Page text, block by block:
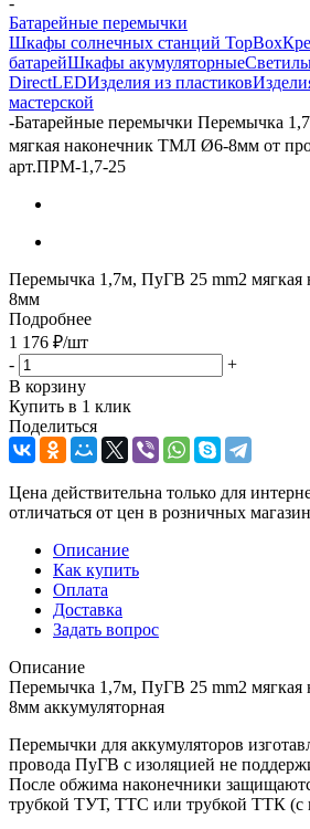
Батарейные перемычки
Шкафы солнечных станций TopBox
батарейШкафы акумуляторные
DirectLEDИзделия из пластиков
мастерской
-Батарейные перемычки Перемычка
мягкая наконечник ТМЛ Ø6-8мм от
арт.ПРМ-1,7-25
Перемычка 1,7м, ПуГВ 25 mm2
8мм
Подробнее
1 176 ₽/шт
-
+
В корзину
Купить в 1 клик
Поделиться
Цена действительна только для
отличаться от цен в розничных
Описание
Как купить
Оплата
Доставка
Задать вопрос
Описание
Перемычка 1,7м, ПуГВ 25 mm2
8мм аккумуляторная
Перемычки для аккумуляторов
провода ПуГВ с изоляцией не
После обжима наконечники
трубкой ТУТ, ТТС или трубкой ТТК (с